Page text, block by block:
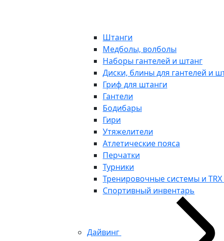
Штанги
Медболы, волболы
Наборы гантелей и штанг
Диски, блины для гантелей и
Гриф для штанги
Гантели
Бодибары
Гири
Утяжелители
Атлетические пояса
Перчатки
Турники
Тренировочные системы и TRX
Спортивный инвентарь
Дайвинг